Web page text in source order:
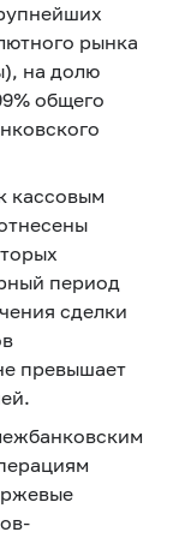
рынка
на долю
общего
кассовым
период
сделки
превышает